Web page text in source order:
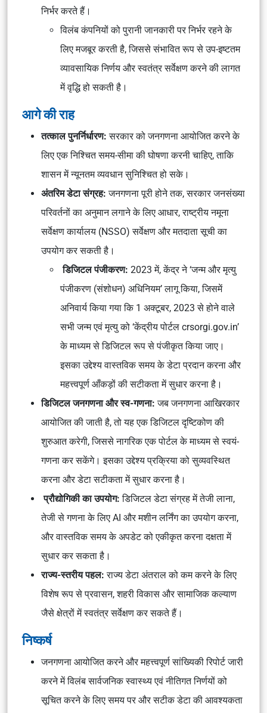
निर्भर करते हैं।
विलंब कंपनियों को पुरानी जानकारी पर निर्भर रहने के
लिए मजबूर करती है, जिससे संभावित रूप से उप-इष्टतम
व्यावसायिक निर्णय और स्वतंत्र सर्वेक्षण करने की लागत
में वृद्धि हो सकती है।
आगे की राह
तत्काल पुनर्निर्धारण:सरकार को जनगणना आयोजित करने के
लिए एक निश्चित समय-सीमा की घोषणा करनी चाहिए, ताकि
शासन में न्यूनतम व्यवधान सुनिश्चित हो सके।
अंतरिम डेटा संग्रह:जनगणना पूरी होने तक, सरकार जनसंख्या
परिवर्तनों का अनुमान लगाने के लिए आधार, राष्ट्रीय नमूना
सर्वेक्षण कार्यालय (NSSO) सर्वेक्षण और मतदाता सूची का
उपयोग कर सकती है।
डिजिटल पंजीकरण: 2023 में, केंद्र ने ‘जन्म और मृत्यु
पंजीकरण (संशोधन) अधिनियम’ लागू किया, जिसमें
अनिवार्य किया गया कि 1 अक्टूबर, 2023 से होने वाले
सभी जन्म एवं मृत्यु को ‘केंद्रीय पोर्टल crsorgi.gov.in’
के माध्यम से डिजिटल रूप से पंजीकृत किया जाए।
इसका उद्देश्य वास्तविक समय के डेटा प्रदान करना और
महत्त्वपूर्ण आँकड़ों की सटीकता में सुधार करना है।
डिजिटल जनगणना और स्व-गणना:जब जनगणना आखिरकार
आयोजित की जाती है, तो यह एक डिजिटल दृष्टिकोण की
शुरुआत करेगी, जिससे नागरिक एक पोर्टल के माध्यम से स्वयं-
गणना कर सकेंगे। इसका उद्देश्य प्रक्रिया को सुव्यवस्थित
करना और डेटा सटीकता में सुधार करना है।
प्रौद्योगिकी का उपयोग:डिजिटल डेटा संग्रह में तेजी लाना,
तेजी से गणना के लिए AI और मशीन लर्निंग का उपयोग करना,
और वास्तविक समय के अपडेट को एकीकृत करना दक्षता में
सुधार कर सकता है।
राज्य-स्तरीय पहल:राज्य डेटा अंतराल को कम करने के लिए
विशेष रूप से प्रवासन, शहरी विकास और सामाजिक कल्याण
जैसे क्षेत्रों में स्वतंत्र सर्वेक्षण कर सकते हैं।
निष्कर्ष
जनगणना आयोजित करने और महत्त्वपूर्ण सांख्यिकी रिपोर्ट जारी
करने में विलंब सार्वजनिक स्वास्थ्य एवं नीतिगत निर्णयों को
सूचित करने के लिए समय पर और सटीक डेटा की आवश्यकता